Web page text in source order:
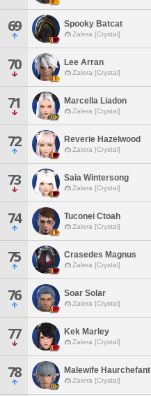
69 Spooky Batcat
Zalera [Crystal]
70 Lee Arran
Zalera [Crystal]
71 Marcella Liadon
Zalera [Crystal]
72 Reverie Hazelwood
Zalera [Crystal]
73 Saia Wintersong
Zalera [Crystal]
74 Tuconei Ctoah
Zalera [Crystal]
75 Crasedes Magnus
Zalera [Crystal]
76 Soar Solar
Zalera [Crystal]
77 Kek Marley
Zalera [Crystal]
78 Malewife Haurchefant
Zalera [Crystal]